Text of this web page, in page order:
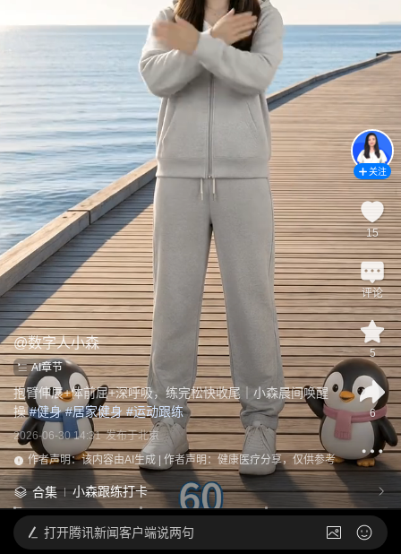
@数字人小森
AI章节
抱臂伸展+体前屈+深呼吸，练完松快收尾｜小森晨间唤醒
操 #健身 #居家健身 #运动跟练
2026-06-30 14:31 发布于北京
作者声明：该内容由AI生成 | 作者声明：健康医疗分享，仅供参考
合集 小森跟练打卡
关注
15
评论
5
6
打开腾讯新闻客户端说两句